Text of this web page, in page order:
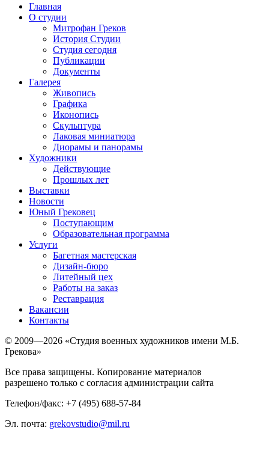
Главная
О студии
Митрофан Греков
История Студии
Студия сегодня
Публикации
Документы
Галерея
Живопись
Графика
Иконопись
Скульптура
Лаковая миниатюра
Диорамы и панорамы
Художники
Действующие
Прошлых лет
Выставки
Новости
Юный Грековец
Поступающим
Образовательная программа
Услуги
Багетная мастерская
Дизайн-бюро
Литейный цех
Работы на заказ
Реставрация
Вакансии
Контакты
© 2009—2026 «Студия военных художников имени М.Б.
Грекова»
Все права защищены. Копирование материалов
разрешено только с согласия администрации сайта
Телефон/факс: +7 (495) 688-57-84
Эл. почта: grekovstudio@mil.ru